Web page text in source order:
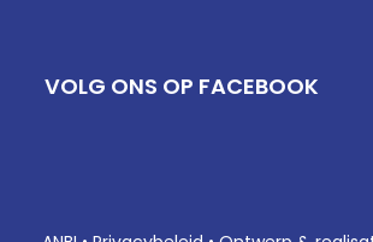
VOLG ONS OP FACEBOOK